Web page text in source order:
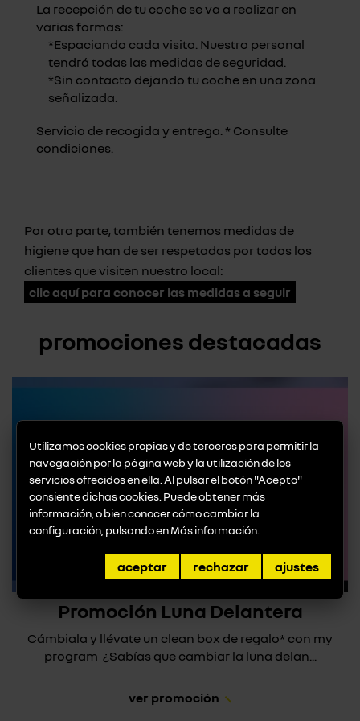
La recepción de tu coche se va a realizar en
varias formas:
*Espaciando cada visita. Nuestro personal
tendrá todas las medidas de seguridad.
*Sin contacto dejando tu coche en una zona
señalizada.
Servicio de recogida y entrega. * Consulte
condiciones.
Por otra parte, también tenemos medidas de
higiene que han de ser respetadas por todos los
clientes que visiten nuestro local:
clic aquí para conocer las medidas a seguir
promociones destacadas
Promoción Luna Delantera
Cámbiala y llévate un clean box de regalo* con my
program ¿Sabías que cambiar la luna delan...
ver promoción
Utilizamos cookies propias y de terceros para permitir la
navegación por la página web y la utilización de los
servicios ofrecidos en ella. Al pulsar el botón "Acepto"
consiente dichas cookies. Puede obtener más
información, o bien conocer cómo cambiar la
configuración, pulsando enMás información
aceptar rechazar ajustes